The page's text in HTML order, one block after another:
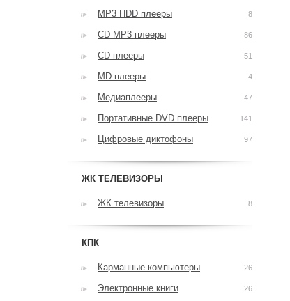
MP3 HDD плееры 8
CD MP3 плееры 86
CD плееры 51
MD плееры 4
Медиаплееры 47
Портативные DVD плееры 141
Цифровые диктофоны 97
ЖК ТЕЛЕВИЗОРЫ
ЖК телевизоры 8
КПК
Карманные компьютеры 26
Электронные книги 26